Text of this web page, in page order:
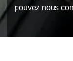
pouvez nous